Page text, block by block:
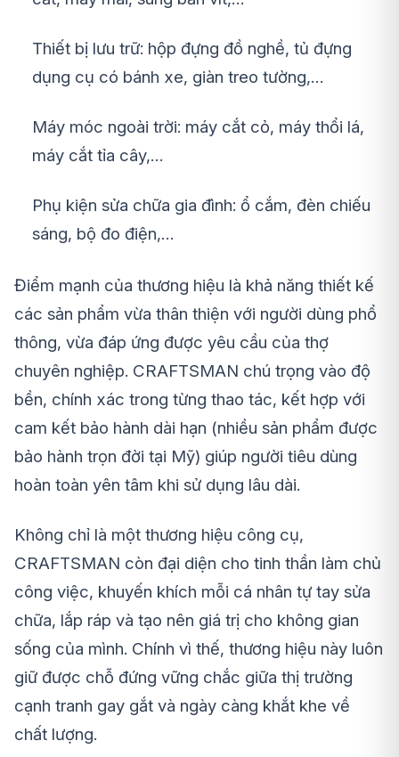
Thiết bị lưu trữ: hộp đựng đồ nghề, tủ đựng
dụng cụ có bánh xe, giàn treo tường,…
Máy móc ngoài trời: máy cắt cỏ, máy thổi lá,
máy cắt tỉa cây,…
Phụ kiện sửa chữa gia đình: ổ cắm, đèn chiếu
sáng, bộ đo điện,…
Điểm mạnh của thương hiệu là khả năng thiết kế
các sản phẩm vừa thân thiện với người dùng phổ
thông, vừa đáp ứng được yêu cầu của thợ
chuyên nghiệp. CRAFTSMAN chú trọng vào độ
bền, chính xác trong từng thao tác, kết hợp với
cam kết bảo hành dài hạn (nhiều sản phẩm được
bảo hành trọn đời tại Mỹ) giúp người tiêu dùng
hoàn toàn yên tâm khi sử dụng lâu dài.
Không chỉ là một thương hiệu công cụ,
CRAFTSMAN còn đại diện cho tinh thần làm chủ
công việc, khuyến khích mỗi cá nhân tự tay sửa
chữa, lắp ráp và tạo nên giá trị cho không gian
sống của mình. Chính vì thế, thương hiệu này luôn
giữ được chỗ đứng vững chắc giữa thị trường
cạnh tranh gay gắt và ngày càng khắt khe về
chất lượng.